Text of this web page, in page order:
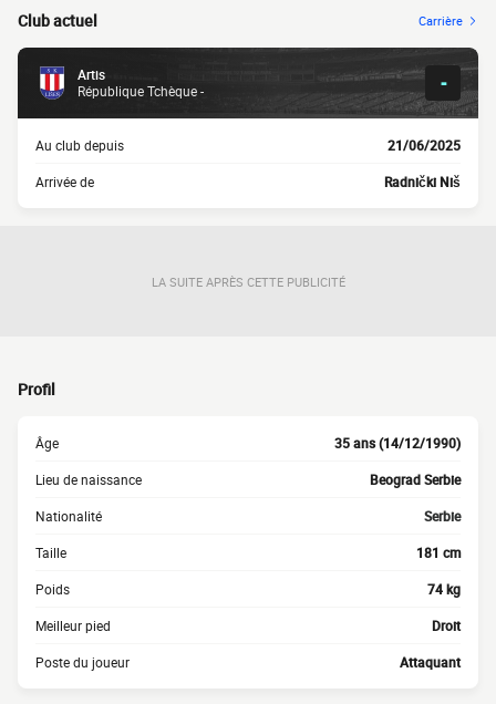
Club actuel Carrière
Artis
République Tchèque -
-
Au club depuis 21/06/2025
Arrivée de Radnički Niš
LA SUITE APRÈS CETTE PUBLICITÉ
Profil
Âge 35 ans (14/12/1990)
Lieu de naissance Beograd Serbie
Nationalité Serbie
Taille 181 cm
Poids 74 kg
Meilleur pied Droit
Poste du joueur Attaquant